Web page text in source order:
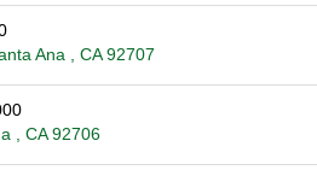
Ana , CA 92707
, CA 92706